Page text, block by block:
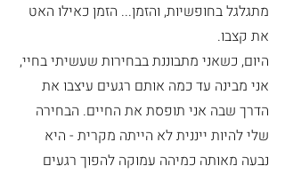
מתגלגל בחופשיות, והזמן... הזמן כאילו האט
את קצבו.
היום, כשאני מתבוננת בבחירות שעשיתי בחיי,
אני מבינה עד כמה אותם רגעים עיצבו את
הדרך שבה אני תופסת את החיים. הבחירה
שלי להיות ייננית לא הייתה מקרית - היא
נבעה מאותה כמיהה עמוקה להפוך רגעים